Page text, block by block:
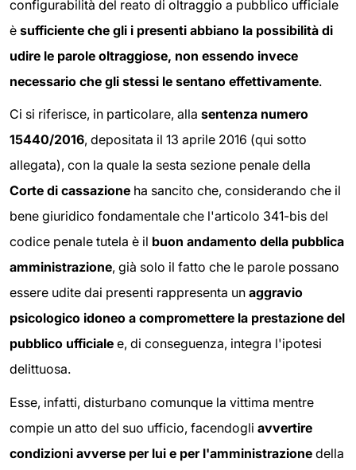
configurabilità del reato di oltraggio a pubblico ufficiale
è sufficiente che gli i presenti abbiano la possibilità di
udire le parole oltraggiose, non essendo invece
necessario che gli stessi le sentano effettivamente.
Ci si riferisce, in particolare, alla sentenza numero
15440/2016, depositata il 13 aprile 2016 (qui sotto
allegata), con la quale la sesta sezione penale della
Corte di cassazione ha sancito che, considerando che il
bene giuridico fondamentale che l'articolo 341-bis del
codice penale tutela è il buon andamento della pubblica
amministrazione, già solo il fatto che le parole possano
essere udite dai presenti rappresenta un aggravio
psicologico idoneo a compromettere la prestazione del
pubblico ufficiale e, di conseguenza, integra l'ipotesi
delittuosa.
Esse, infatti, disturbano comunque la vittima mentre
compie un atto del suo ufficio, facendogli avvertire
condizioni avverse per lui e per l'amministrazione della